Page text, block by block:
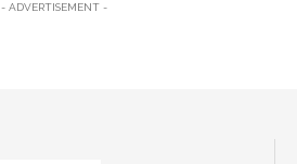
- ADVERTISEMENT -